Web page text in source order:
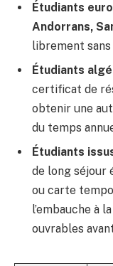
Étudiants
Andorrans,
librement
Étudiants
certificat de
obtenir une
du temps
Étudiants
de long séjour
ou carte
l’embauche à
ouvrables